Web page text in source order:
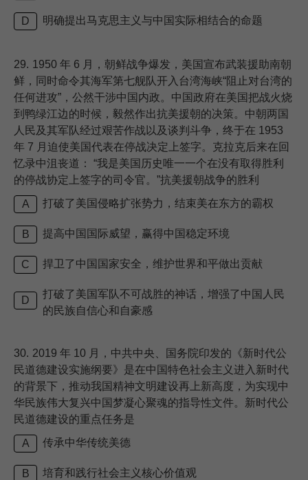
D 明确提出马克思主义与中国实际相结合的命题
29. 1950 年 6 月，朝鲜战争爆发，美国宣布武装援助南朝
鲜，同时命令其海军第七舰队开入台湾海峡“阻止对台湾的
任何进攻”，公然干涉中国内政。中国政府在美国把战火烧
到鸭绿江边的时候，毅然作出抗美援朝的决策。中朝两国
人民及其军队经过艰苦作战以及谈判斗争，终于在 1953
年 7 月迫使美国代表在停战决定上签字。克拉克后来在回
忆录中沮丧道： “我是美国历史唯一一个在没有取得胜利
的停战协定上签字的司令官。”抗美援朝战争的胜利
A 打破了美国侵略扩张势力，结束美在东方的霸权
B 提高中国国际威望，赢得中国稳定环境
C 捍卫了中国国家安全，维护世界和平做出贡献
D
打破了美国军队不可战胜的神话，增强了中国人民
的民族自信心和自豪感
30. 2019 年 10 月，中共中央、国务院印发的《新时代公
民道德建设实施纲要》是在中国特色社会主义进入新时代
的背景下，推动我国精神文明建设再上新高度，为实现中
华民族伟大复兴中国梦凝心聚魂的指导性文件。新时代公
民道德建设的重点任务是
A 传承中华传统美德
B 培育和践行社会主义核心价值观